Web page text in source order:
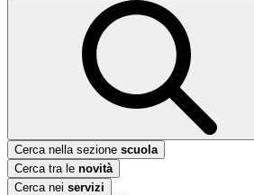
Cerca nella sezione scuola
Cerca tra le novità
Cerca nei servizi